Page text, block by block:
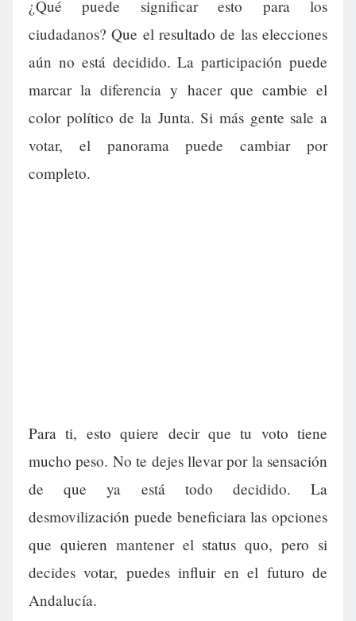
¿Qué puede significar esto para los
ciudadanos? Que el resultado de las elecciones
aún no está decidido. La participación puede
marcar la diferencia y hacer que cambie el
color político de la Junta. Si más gente sale a
votar, el panorama puede cambiar por
completo.
Para ti, esto quiere decir que tu voto tiene
mucho peso. No te dejes llevar por la sensación
de que ya está todo decidido. La
desmovilización puede beneficiara las opciones
que quieren mantener el status quo, pero si
decides votar, puedes influir en el futuro de
Andalucía.